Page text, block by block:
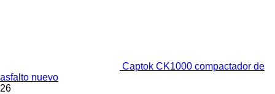
Captok CK1000 compactador de
asfalto nuevo
26